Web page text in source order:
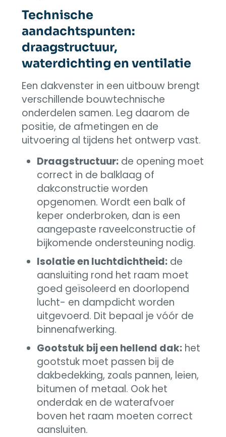
Technische
aandachtspunten:
draagstructuur,
waterdichting en ventilatie
Een dakvenster in een uitbouw brengt
verschillende bouwtechnische
onderdelen samen. Leg daarom de
positie, de afmetingen en de
uitvoering al tijdens het ontwerp vast.
Draagstructuur: de opening moet
correct in de balklaag of
dakconstructie worden
opgenomen. Wordt een balk of
keper onderbroken, dan is een
aangepaste raveelconstructie of
bijkomende ondersteuning nodig.
Isolatie en luchtdichtheid: de
aansluiting rond het raam moet
goed geïsoleerd en doorlopend
lucht- en dampdicht worden
uitgevoerd. Dit bepaal je vóór de
binnenafwerking.
Gootstuk bij een hellend dak: het
gootstuk moet passen bij de
dakbedekking, zoals pannen, leien,
bitumen of metaal. Ook het
onderdak en de waterafvoer
boven het raam moeten correct
aansluiten.